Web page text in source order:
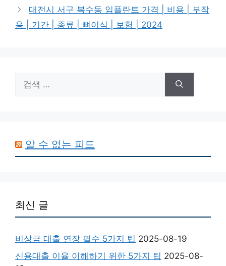
대전시 서구 복수동 임플란트 가격 | 비용 | 부작
용 | 기간 | 종류 | 뼈이식 | 보험 | 2024
색:
알 수 없는 피드
최신 글
비상금 대출 연장 필수 5가지 팁 2025-08-19
신용대출 이율 이해하기 위한 5가지 팁 2025-08-